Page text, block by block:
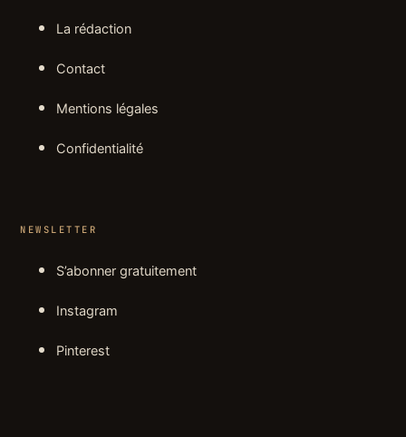
La rédaction
Contact
Mentions légales
Confidentialité
NEWSLETTER
S’abonner gratuitement
Instagram
Pinterest